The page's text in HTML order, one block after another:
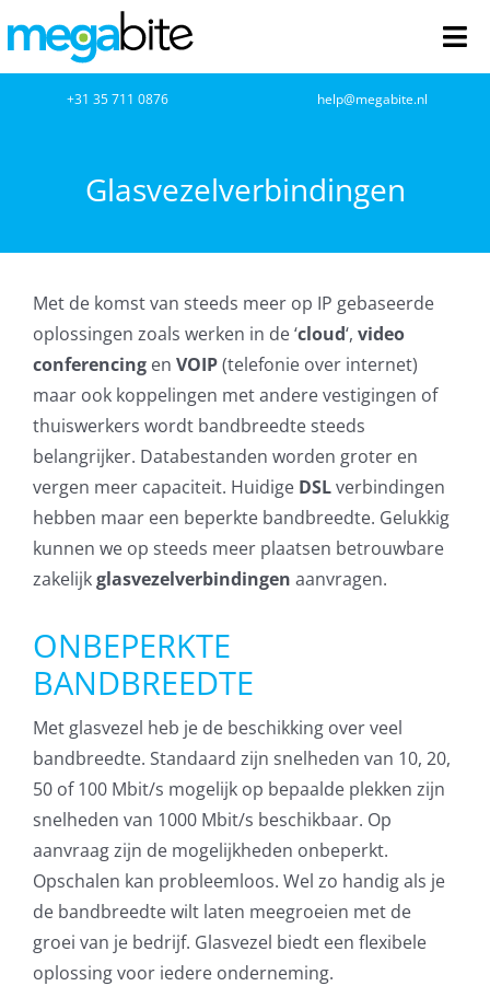
naar
inhoud
home
Cloud Computing
VOIP
Microsoft NCE
AVG
Office365
Glasvezelverbindingen
SLA overeenkomsten
Remote Help
WordPress SLA Contract
Contact
+31 35 711 0876 help@megabite.nl
Glasvezelverbindingen
Met de komst van steeds meer op IP gebaseerde
oplossingen zoals werken in de ‘cloud‘, video
conferencingen VOIP(telefonie over internet)
maar ook koppelingen met andere vestigingen of
thuiswerkers wordt bandbreedte steeds
belangrijker. Databestanden worden groter en
vergen meer capaciteit. Huidige DSLverbindingen
hebben maar een beperkte bandbreedte. Gelukkig
kunnen we op steeds meer plaatsen betrouwbare
zakelijkglasvezelverbindingen aanvragen.
ONBEPERKTE
BANDBREEDTE
Met glasvezel heb je de beschikking over veel
bandbreedte. Standaard zijn snelheden van 10, 20,
50 of 100 Mbit/s mogelijk op bepaalde plekken zijn
snelheden van 1000 Mbit/s beschikbaar. Op
aanvraag zijn de mogelijkheden onbeperkt.
Opschalen kan probleemloos. Wel zo handig als je
de bandbreedte wilt laten meegroeien met de
groei van je bedrijf. Glasvezel biedt een flexibele
oplossing voor iedere onderneming.